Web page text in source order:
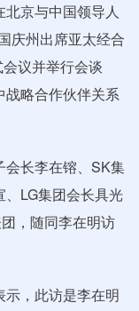
京与中国领导人
庆州出席亚太经合
议并举行会谈
战略合作伙伴关系
会长李在镕、SK集
LG集团会长具光
，随同李在明访
，此访是李在明